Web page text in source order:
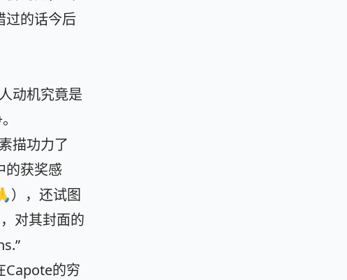
过的话今后
动机究竟是
描功力了
的获奖感
），还试图
对其封面的
Capote的穷